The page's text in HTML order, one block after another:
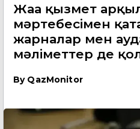
Жаңа қызмет
мәртебесімен
жарналар мен
мәліметтер де
By QazMonitor